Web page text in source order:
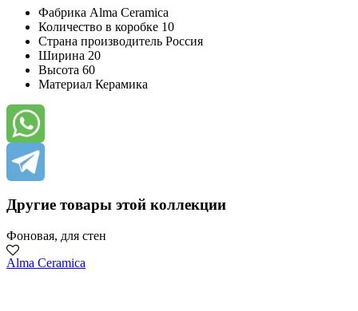
Фабрика Alma Ceramica
Количество в коробке 10
Страна производитель Россия
Ширина 20
Высота 60
Материал Керамика
Другие товары этой коллекции
Фоновая, для стен
Alma Ceramica